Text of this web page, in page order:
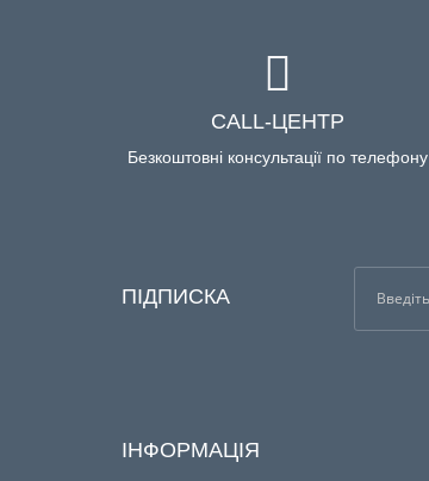
CALL-ЦЕНТР
Безкоштовні консультації по телефону
ПІДПИСКА
ІНФОРМАЦІЯ